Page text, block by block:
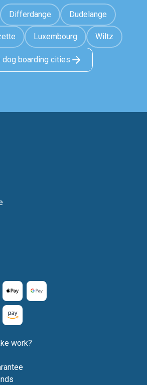
Differdange Dudelange
Luxembourg Wiltz
dog boarding cities
work?